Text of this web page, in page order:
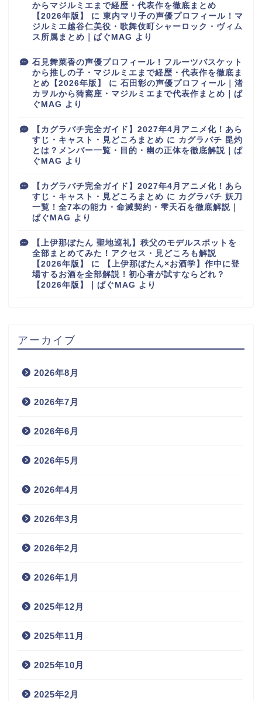
からマジルミエまで経歴・代表作を徹底まとめ
【2026年版】
に 東内マリ子の声優プロフィール！マ
ジルミエ越谷仁美役・歌舞伎町シャーロック・ヴィム
ス所属まとめ｜ぱぐMAG より
石見舞菜香の声優プロフィール！フルーツバスケット
から推しの子・マジルミエまで経歴・代表作を徹底ま
とめ【2026年版】
に 石田彰の声優プロフィール｜渚
カヲルから猗窩座・マジルミエまで代表作まとめ｜ぱ
ぐMAG より
【カグラバチ完全ガイド】2027年4月アニメ化！あら
すじ・キャスト・見どころまとめ に カグラバチ 毘灼
とは？メンバー一覧・目的・幽の正体を徹底解説｜ぱ
ぐMAG より
【カグラバチ完全ガイド】2027年4月アニメ化！あら
すじ・キャスト・見どころまとめ に カグラバチ 妖刀
一覧！全7本の能力・命滅契約・雫天石を徹底解説｜
ぱぐMAG より
【上伊那ぼたん 聖地巡礼】秩父のモデルスポットを
全部まとめてみた！アクセス・見どころも解説
【2026年版】
に
【上伊那ぼたん×お酒学】作中に登
場するお酒を全部解説！初心者が試すならどれ？
【2026年版】｜ぱぐMAG より
アーカイブ
2026年8月
2026年7月
2026年6月
2026年5月
2026年4月
2026年3月
2026年2月
2026年1月
2025年12月
2025年11月
2025年10月
2025年2月